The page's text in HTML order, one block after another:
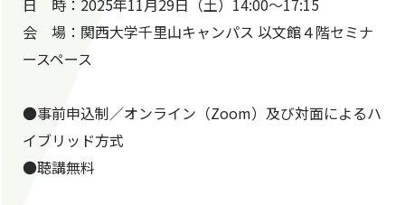
日 時：2025年11月29日（土）14:00～17:15
会 場：関西大学千里山キャンパス 以文館４階セミナ
ースペース
●事前申込制／オンライン（Zoom）及び対面によるハ
イブリッド方式
●聴講無料